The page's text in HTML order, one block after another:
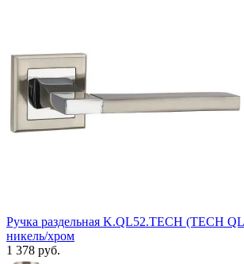
Ручка раздельная K.QL52.TECH (TECH
никель/хром
1 378 руб.